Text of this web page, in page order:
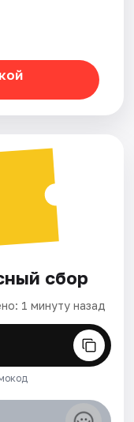
сбор
1 минуту назад